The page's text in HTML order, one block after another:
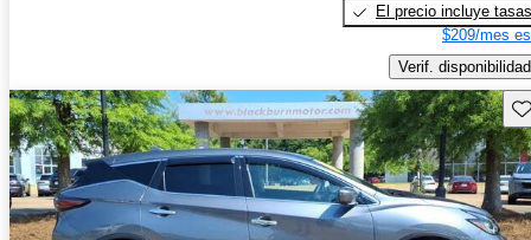
El precio incluye tasas
$209/mes
Verif. disponibilidad